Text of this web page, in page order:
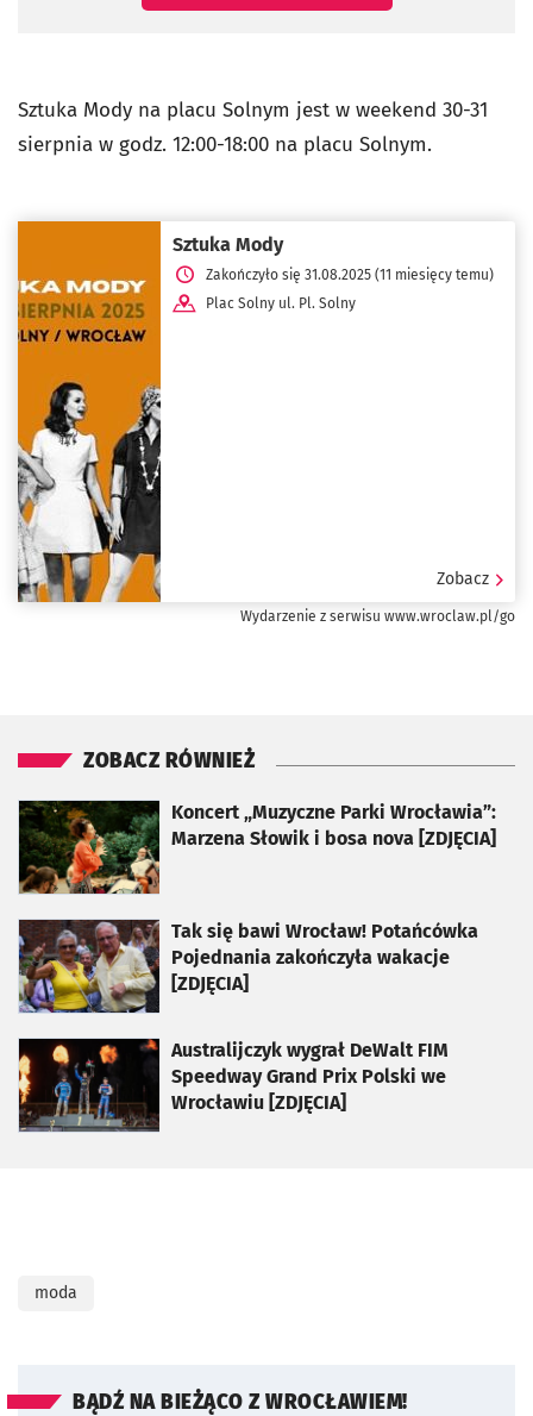
Sztuka Mody na placu Solnym jest w weekend 30-31
sierpnia w godz. 12:00-18:00 na placu Solnym.
Sztuka Mody
Zakończyło się 31.08.2025 (11 miesięcy temu)
Plac Solny ul. Pl. Solny
Zobacz
Wydarzenie z serwisu www.wroclaw.pl/go
ZOBACZ RÓWNIEŻ
Koncert „Muzyczne Parki Wrocławia”:
Marzena Słowik i bosa nova [ZDJĘCIA]
otworzy się w nowej karcie
Tak się bawi Wrocław! Potańcówka
Pojednania zakończyła wakacje
[ZDJĘCIA]
otworzy się w nowej karcie
Australijczyk wygrał DeWalt FIM
Speedway Grand Prix Polski we
Wrocławiu [ZDJĘCIA]
otworzy się w nowej karcie
moda
BĄDŹ NA BIEŻĄCO Z WROCŁAWIEM!